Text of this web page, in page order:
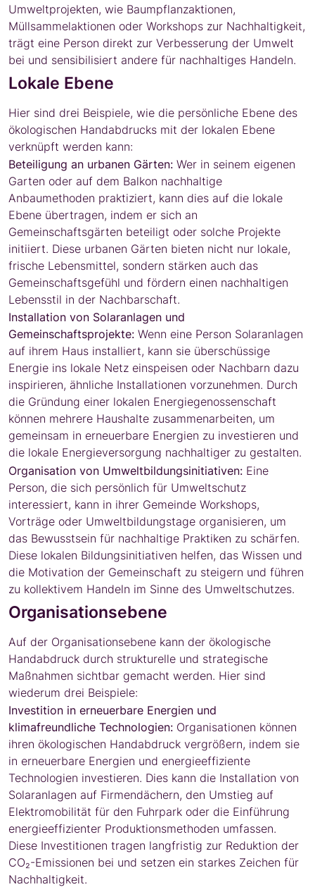
Umweltprojekten, wie Baumpflanzaktionen,
Müllsammelaktionen oder Workshops zur Nachhaltigkeit,
trägt eine Person direkt zur Verbesserung der Umwelt
bei und sensibilisiert andere für nachhaltiges Handeln.
Lokale Ebene
Hier sind drei Beispiele, wie die persönliche Ebene des
ökologischen Handabdrucks mit der lokalen Ebene
verknüpft werden kann:
Beteiligung an urbanen Gärten: Wer in seinem eigenen
Garten oder auf dem Balkon nachhaltige
Anbaumethoden praktiziert, kann dies auf die lokale
Ebene übertragen, indem er sich an
Gemeinschaftsgärten beteiligt oder solche Projekte
initiiert. Diese urbanen Gärten bieten nicht nur lokale,
frische Lebensmittel, sondern stärken auch das
Gemeinschaftsgefühl und fördern einen nachhaltigen
Lebensstil in der Nachbarschaft.
Installation von Solaranlagen und
Gemeinschaftsprojekte: Wenn eine Person Solaranlagen
auf ihrem Haus installiert, kann sie überschüssige
Energie ins lokale Netz einspeisen oder Nachbarn dazu
inspirieren, ähnliche Installationen vorzunehmen. Durch
die Gründung einer lokalen Energiegenossenschaft
können mehrere Haushalte zusammenarbeiten, um
gemeinsam in erneuerbare Energien zu investieren und
die lokale Energieversorgung nachhaltiger zu gestalten.
Organisation von Umweltbildungsinitiativen: Eine
Person, die sich persönlich für Umweltschutz
interessiert, kann in ihrer Gemeinde Workshops,
Vorträge oder Umweltbildungstage organisieren, um
das Bewusstsein für nachhaltige Praktiken zu schärfen.
Diese lokalen Bildungsinitiativen helfen, das Wissen und
die Motivation der Gemeinschaft zu steigern und führen
zu kollektivem Handeln im Sinne des Umweltschutzes.
Organisationsebene
Auf der Organisationsebene kann der ökologische
Handabdruck durch strukturelle und strategische
Maßnahmen sichtbar gemacht werden. Hier sind
wiederum drei Beispiele:
Investition in erneuerbare Energien und
klimafreundliche Technologien: Organisationen können
ihren ökologischen Handabdruck vergrößern, indem sie
in erneuerbare Energien und energieeffiziente
Technologien investieren. Dies kann die Installation von
Solaranlagen auf Firmendächern, den Umstieg auf
Elektromobilität für den Fuhrpark oder die Einführung
energieeffizienter Produktionsmethoden umfassen.
Diese Investitionen tragen langfristig zur Reduktion der
CO₂-Emissionen bei und setzen ein starkes Zeichen für
Nachhaltigkeit.